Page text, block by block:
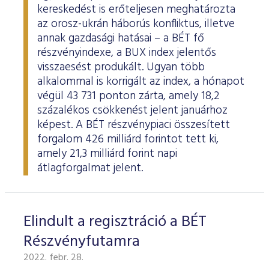
ESG Útmutató
kereskedést is erőteljesen meghatározta
az orosz-ukrán háborús konfliktus, illetve
annak gazdasági hatásai – a BÉT fő
részvényindexe, a BUX index jelentős
visszaesést produkált. Ugyan több
alkalommal is korrigált az index, a hónapot
végül 43 731 ponton zárta, amely 18,2
százalékos csökkenést jelent januárhoz
képest. A BÉT részvénypiaci összesített
forgalom 426 milliárd forintot tett ki,
amely 21,3 milliárd forint napi
átlagforgalmat jelent.
Elindult a regisztráció a BÉT
Részvényfutamra
2022. febr. 28.